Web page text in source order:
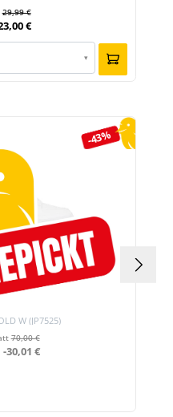
29,99 €
€
▾
-43%
W (JP7525)
70,00 €
-30,01 €